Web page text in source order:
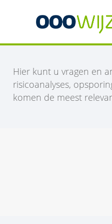
Hier kunt u vragen en
risicoanalyses,
komen de meest